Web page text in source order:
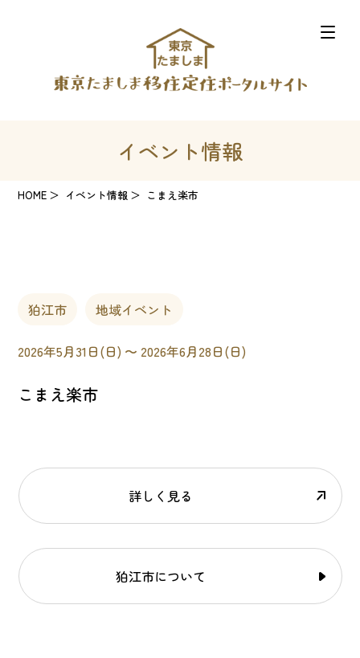
イベント情報
HOME イベント情報 こまえ楽市
狛江市 地域イベント
2026年5月31日(日) 〜 2026年6月28日(日)
こまえ楽市
詳しく見る
狛江市について